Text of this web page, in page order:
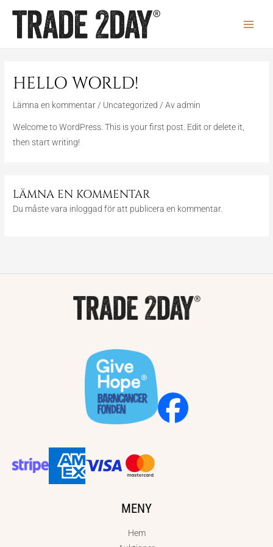
innehåll
HELLO WORLD!
Lämna en kommentar / Uncategorized / Avadmin
Welcome to WordPress. This is your first post. Edit or delete it,
then start writing!
LÄMNA EN KOMMENTAR
Du måste vara inloggad för att publicera en kommentar.
MENY
Hem